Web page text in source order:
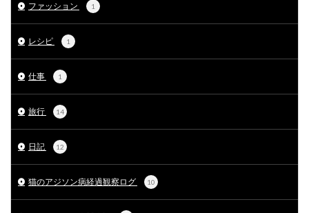
ファッション 1
レシピ 1
仕事 1
旅行 14
日記 12
猫のアジソン病経過観察ログ 10